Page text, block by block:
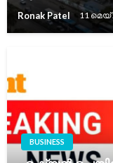
Ronak Patel 11 മെയ്‌
BUSINESS